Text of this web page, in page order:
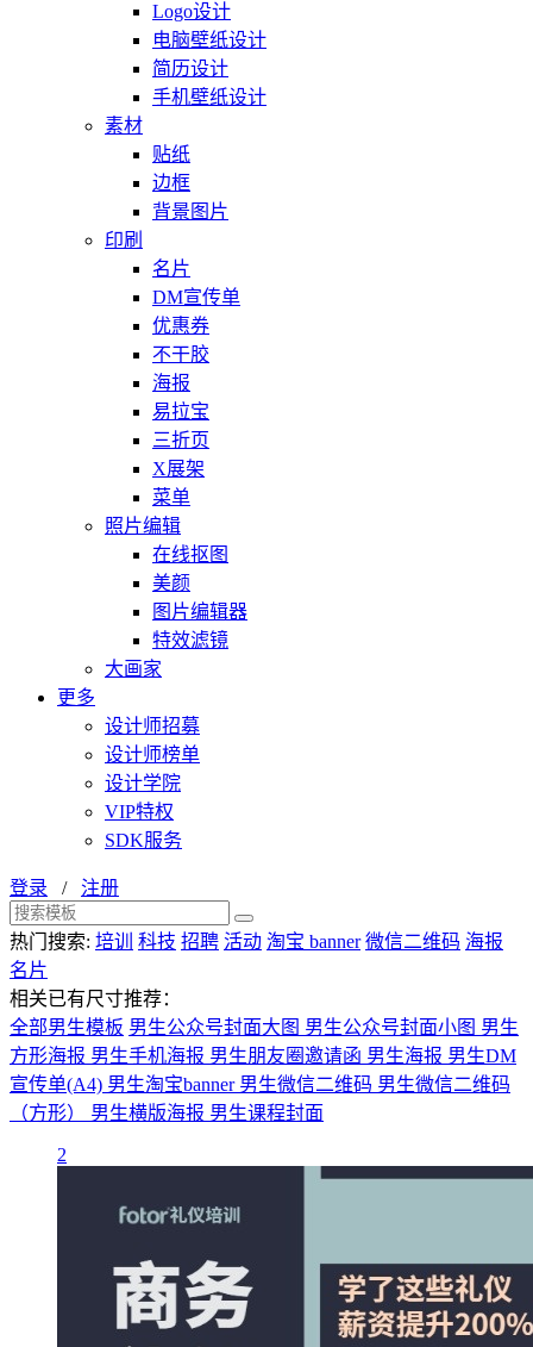
Logo设计
电脑壁纸设计
简历设计
手机壁纸设计
素材
贴纸
边框
背景图片
印刷
名片
DM宣传单
优惠券
不干胶
海报
易拉宝
三折页
X展架
菜单
照片编辑
在线抠图
美颜
图片编辑器
特效滤镜
大画家
更多
设计师招募
设计师榜单
设计学院
VIP特权
SDK服务
登录 / 注册
热门搜索: 培训 科技 招聘 活动 淘宝 banner 微信二维码 海报
名片
相关已有尺寸推荐：
全部男生模板 男生公众号封面大图 男生公众号封面小图 男生
方形海报 男生手机海报 男生朋友圈邀请函 男生海报 男生DM
宣传单(A4) 男生淘宝banner 男生微信二维码 男生微信二维码
（方形） 男生横版海报 男生课程封面
2